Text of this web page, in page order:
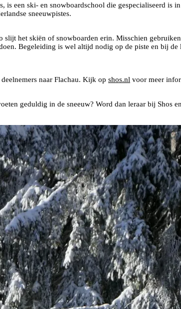
is een ski- en snowboardschool die gespecialiseerd is
sneeuwpistes.
slijt het skiën of snowboarden erin. Misschien
Begeleiding is wel altijd nodig op de piste en bij de
naar Flachau. Kijk op shos.nl voor meer
geduldig in de sneeuw? Word dan leraar bij Shos